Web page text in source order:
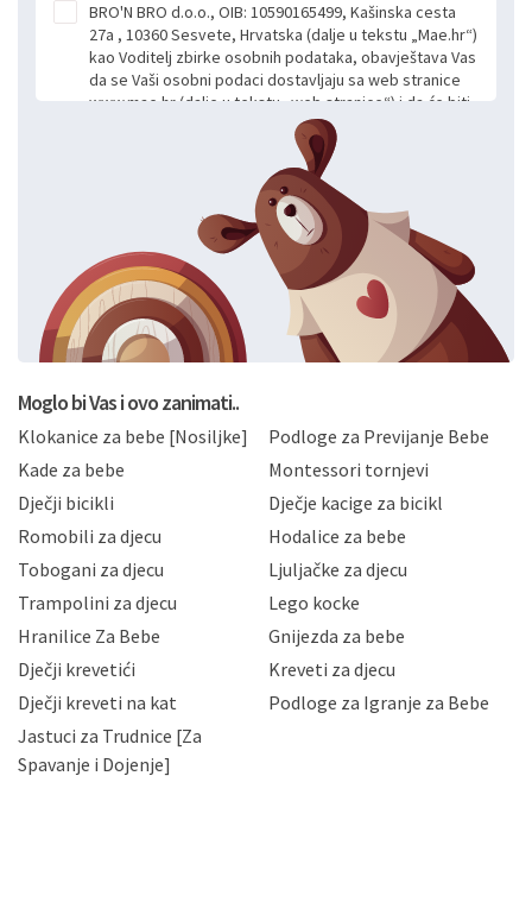
BRO'N BRO d.o.o., OIB: 10590165499, Kašinska cesta
27a , 10360 Sesvete, Hrvatska (dalje u tekstu „Mae.hr“)
kao Voditelj zbirke osobnih podataka, obavještava Vas
da se Vaši osobni podaci dostavljaju sa web stranice
www.mae.hr (dalje u tekstu „web stranice“) i da će biti
obrađeni. Prihvaćanjem ove Izjave smatra se da
slobodno i izričito dajete privolu za prikupljanje i daljnju
obradu Vaših osobnih podataka koje ustupate Mae.hr
putem ovih web stranica u svrhu odgovora i daljnje
komunikacije na Vaš upit poslan kroz kontakt obrazac.
Radi se o dobrovoljnom davanju podataka te ovu
Izjavu niste dužni prihvatiti odnosno niste dužni unositi
svoje osobne podatke u jednu od prijavnih
formi/obrazaca dostupnih na ovim web stranicama.
BRO'N BRO d.o.o. će s Vašim osobnim podacima
postupati sukladno Općoj uredbi o zaštiti podataka
privatnosti i kolačića koju možete pročitati ovdje i
Hrvatske, a uvijek uz primjenu odgovarajućih tehničkih i
sigurnosnih mjera zaštite osobnih podataka od
neovlaštenog pristupa, zlouporabe, otkrivanja,
gubitka ili uništenja. Mae.hr štiti privatnost svojih
korisnika i posjetitelja web stranica, čuva povjerljivost
Vaših osobnih podataka te omogućava pristup i
priopćavanje osobnih podataka samo onim svojim
zaposlenicima kojima su isti potrebni radi provedbe
slučajevima koji su dozvoljeni zakonima. Napominjemo
da možete u svako doba, u potpunosti ili djelomice,
zatražiti prestanak aktivnosti obrade Vaših osobnih
podataka. Opoziv privole možete podnijeti poštom na
gore navedenu adresu ili e-mailom na adresu:
Moglo bi Vas i ovo zanimati..
Klokanice za bebe [Nosiljke]
Podloge za Previjanje Bebe
Kade za bebe
Montessori tornjevi
Dječji bicikli
Dječje kacige za bicikl
Romobili za djecu
Hodalice za bebe
Tobogani za djecu
Ljuljačke za djecu
Trampolini za djecu
Lego kocke
Hranilice Za Bebe
Gnijezda za bebe
Dječji krevetići
Kreveti za djecu
Dječji kreveti na kat
Podloge za Igranje za Bebe
Jastuci za Trudnice [Za
Spavanje i Dojenje]